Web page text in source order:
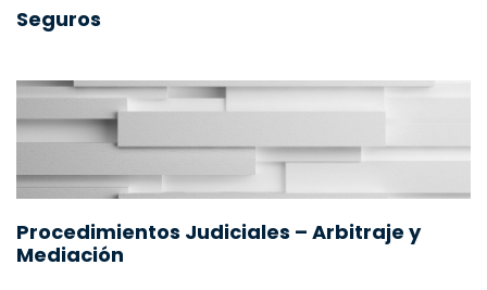
Seguros
Procedimientos Judiciales – Arbitraje y
Mediación